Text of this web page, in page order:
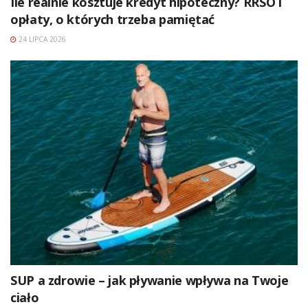
opłaty, o których trzeba pamiętać
24 LIPCA 2026
SUP a zdrowie – jak pływanie wpływa na Twoje
ciało